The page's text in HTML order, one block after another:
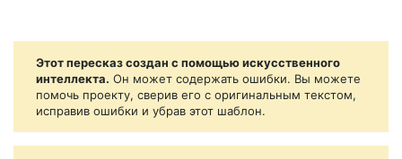
Этот пересказ создан с помощью искусственного
интеллекта. Он может содержать ошибки. Вы можете
помочь проекту, сверив его с оригинальным текстом,
исправив ошибки и убрав этот шаблон.